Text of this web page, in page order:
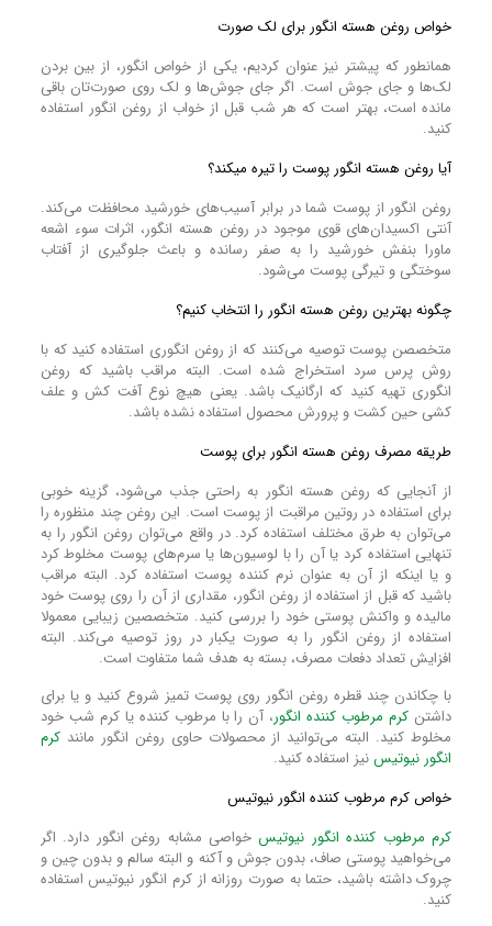
خواص روغن هسته انگور برای لک صورت
همانطور که پیشتر نیز عنوان کردیم، یکی از خواص انگور، از بین بردن
لک‌ها و جای جوش است. اگر جای جوش‌ها و لک روی صورت‌تان باقی
مانده است، بهتر است که هر شب قبل از خواب از روغن انگور استفاده
کنید.
آیا روغن هسته انگور پوست را تیره میکند؟
روغن انگور از پوست شما در برابر آسیب‌های خورشید محافظت می‌کند.
آنتی اکسیدان‌های قوی موجود در روغن هسته انگور، اثرات سوء اشعه
ماورا بنفش خورشید را به صفر رسانده و باعث جلوگیری از آفتاب
سوختگی و تیرگی پوست می‌شود.
چگونه بهترین روغن هسته انگور را انتخاب کنیم؟
متخصصن پوست توصیه می‌کنند که از روغن انگوری استفاده کنید که با
روش پرس سرد استخراج شده است. البته مراقب باشید که روغن
انگوری تهیه کنید که ارگانیک باشد. یعنی هیچ نوع آفت کش و علف
کشی حین کشت و پرورش محصول استفاده نشده باشد.
طریقه مصرف روغن هسته انگور برای پوست
از آنجایی که روغن هسته انگور به راحتی جذب می‌شود، گزینه خوبی
برای استفاده در روتین مراقبت از پوست است. این روغن چند منظوره را
می‌توان به طرق مختلف استفاده کرد. در واقع می‌توان روغن انگور را به
تنهایی استفاده کرد یا آن را با لوسیون‌ها یا سرم‌های پوست مخلوط کرد
و یا اینکه از آن به عنوان نرم‌ کننده پوست استفاده کرد. البته مراقب
باشید که قبل از استفاده از روغن انگور، مقداری از آن را روی پوست خود
مالیده و واکنش پوستی خود را بررسی کنید. متخصصین زیبایی معمولا
استفاده از روغن انگور را به صورت یکبار در روز توصیه می‌کند. البته
افزایش تعداد دفعات مصرف، بسته به هدف شما متفاوت است.
با چکاندن چند قطره روغن انگور روی پوست تمیز شروع کنید و یا برای
داشتن کرم مرطوب کننده انگور، آن را با مرطوب‌ کننده یا کرم شب خود
مخلوط کنید. البته می‌توانید از محصولات حاوی روغن انگور مانندکرم
انگور نیوتیسنیز استفاده کنید.
خواص کرم مرطوب‌ کننده انگور نیوتیس
کرم مرطوب‌ کننده انگور نیوتیسخواصی مشابه روغن انگور دارد. اگر
می‌خواهید پوستی صاف، بدون جوش و آکنه و البته سالم و بدون چین و
چروک داشته باشید، حتما به صورت روزانه از کرم انگور نیوتیس استفاده
کنید.